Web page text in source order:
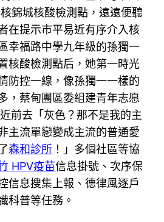
錦城核酸檢測點，遠遠便聽
在提示市平易近有序介入核
幸福路中學九年級的孫獨一
核酸檢測點后，她第一時光
防控一線，像孫獨一一樣的
，蔡甸團區委組建青年志愿
前去「灰色？那不是我的主
主流單戀變成主流的普通愛
森和診所 ！」多個社區等協
HPV疫苗信息掛號、次序保
信息搜集上報、德律風逐戶
科普等任務。